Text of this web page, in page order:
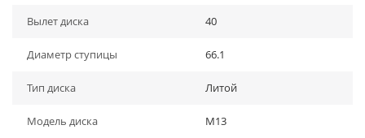
Вылет диска 40
Диаметр ступицы 66.1
Тип диска Литой
Модель диска M13